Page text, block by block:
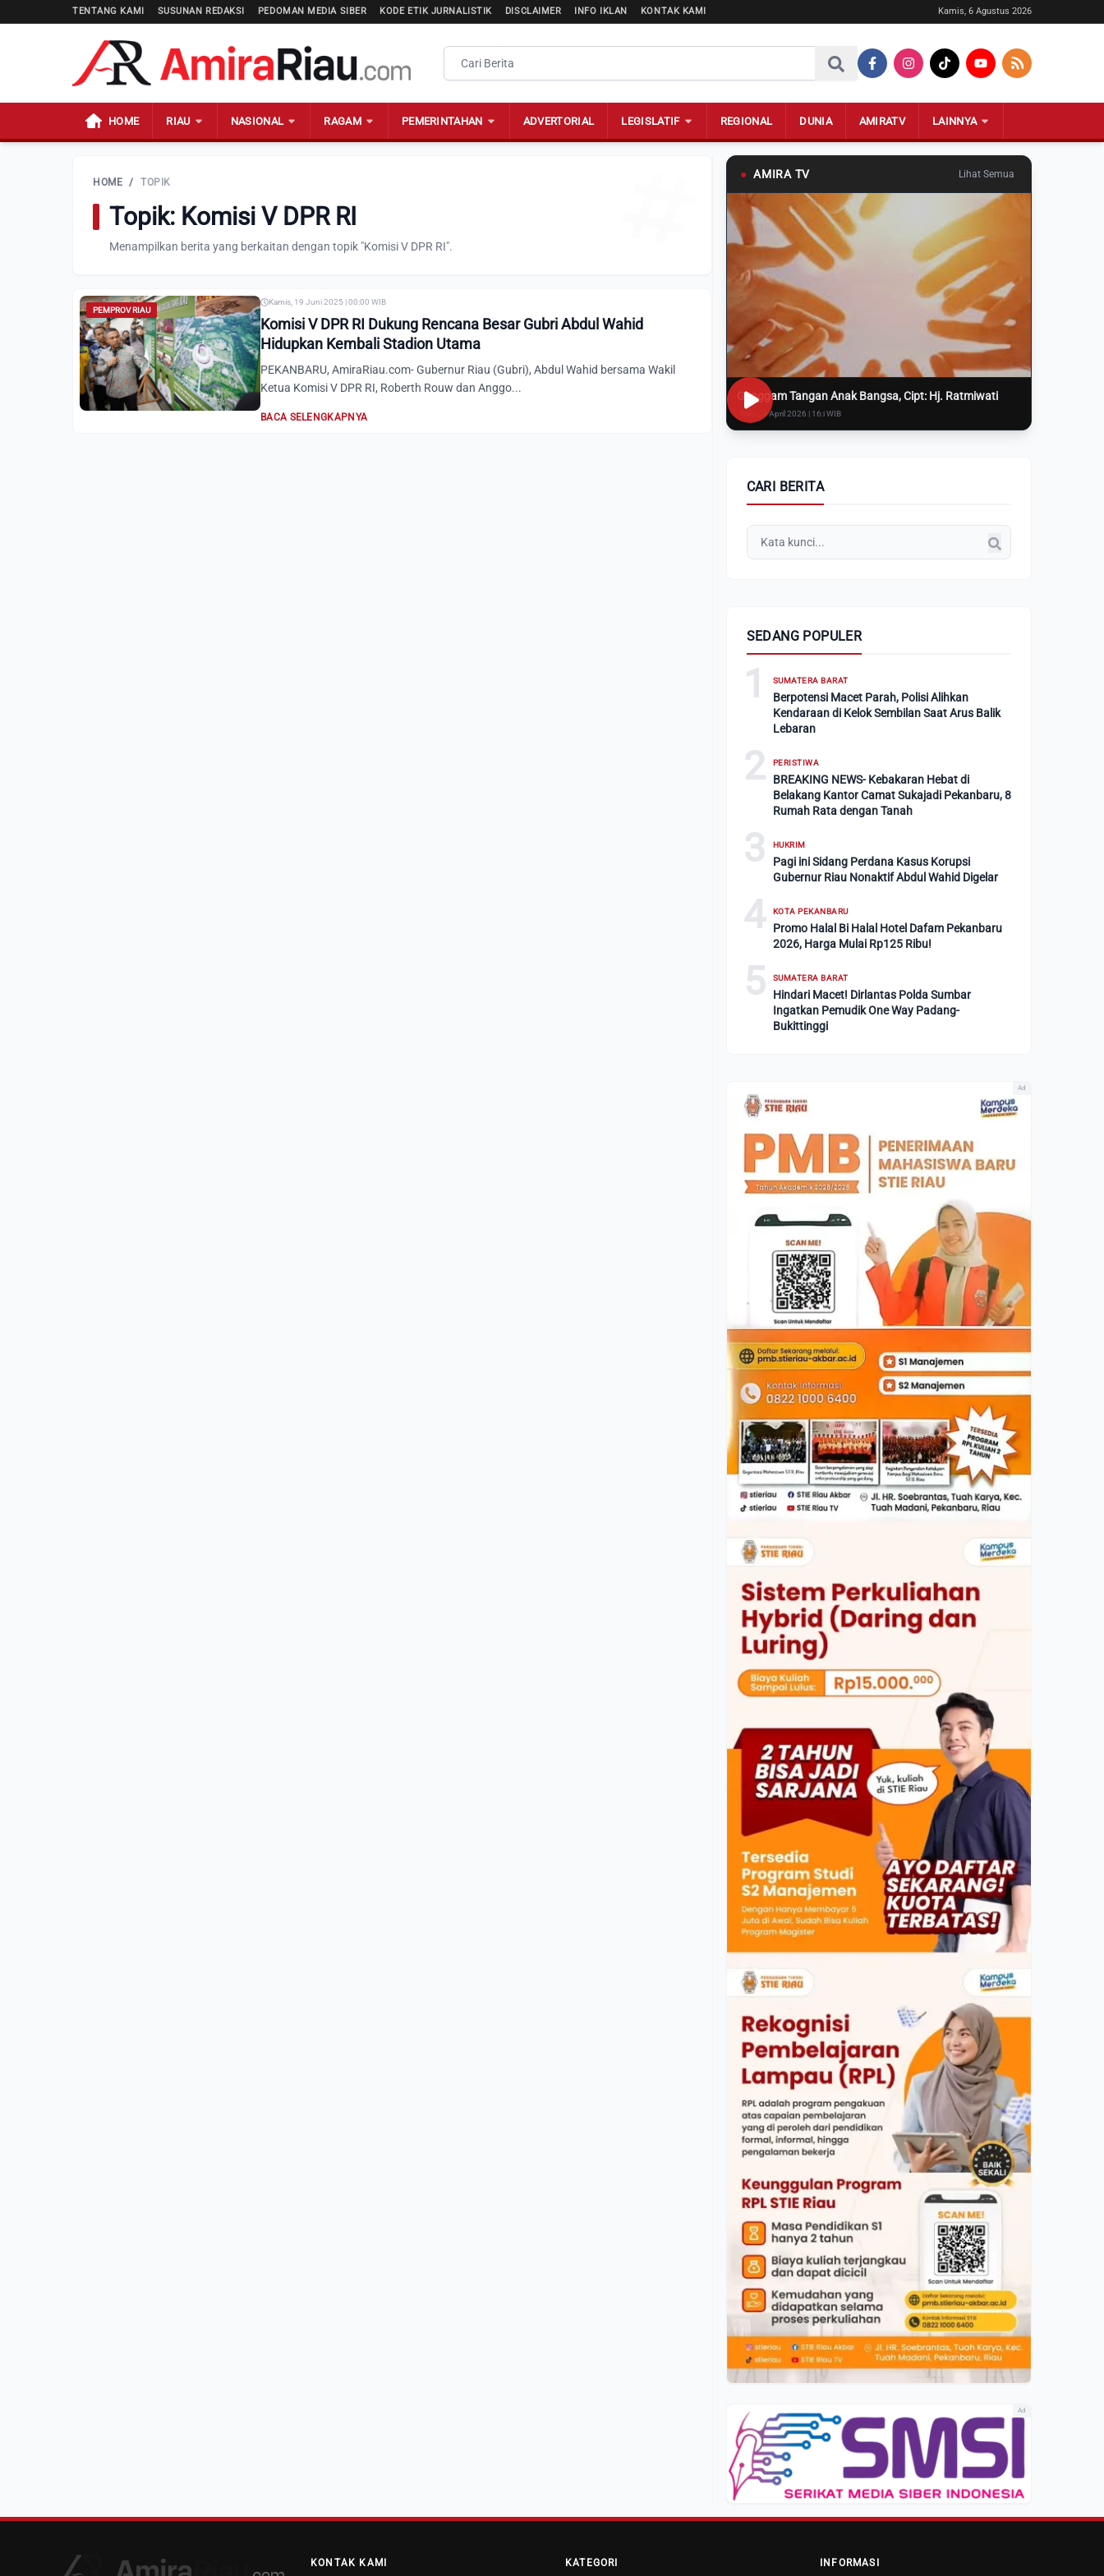
TENTANG KAMI SUSUNAN REDAKSI PEDOMAN MEDIA SIBER KODE ETIK JURNALISTIK DISCLAIMER INFO IKLAN KONTAK KAMI Kamis, 6 Agustus 2026
HOME RIAU NASIONAL RAGAM PEMERINTAHAN ADVERTORIAL LEGISLATIF REGIONAL DUNIA AMIRATV LAINNYA
HOME / TOPIK
Topik: Komisi V DPR RI
Menampilkan berita yang berkaitan dengan topik "Komisi V DPR RI".
PEMPROV RIAU
Kamis, 19 Juni 2025 | 00:00 WIB
Komisi V DPR RI Dukung Rencana Besar Gubri Abdul Wahid
Hidupkan Kembali Stadion Utama
PEKANBARU, AmiraRiau.com- Gubernur Riau (Gubri), Abdul Wahid bersama Wakil
Ketua Komisi V DPR RI, Roberth Rouw dan Anggo...
BACA SELENGKAPNYA
● AMIRA TV Lihat Semua
Genggam Tangan Anak Bangsa, Cipt: Hj. Ratmiwati
Rabu, 8 April 2026 | 16:i WIB
CARI BERITA
SEDANG POPULER
1 SUMATERA BARAT
Berpotensi Macet Parah, Polisi Alihkan
Kendaraan di Kelok Sembilan Saat Arus Balik
Lebaran
2 PERISTIWA
BREAKING NEWS- Kebakaran Hebat di
Belakang Kantor Camat Sukajadi Pekanbaru, 8
Rumah Rata dengan Tanah
3 HUKRIM
Pagi ini Sidang Perdana Kasus Korupsi
Gubernur Riau Nonaktif Abdul Wahid Digelar
4 KOTA PEKANBARU
Promo Halal Bi Halal Hotel Dafam Pekanbaru
2026, Harga Mulai Rp125 Ribu!
5 SUMATERA BARAT
Hindari Macet! Dirlantas Polda Sumbar
Ingatkan Pemudik One Way Padang-
Bukittinggi
Ad
Ad
KONTAK KAMI KATEGORI INFORMASI